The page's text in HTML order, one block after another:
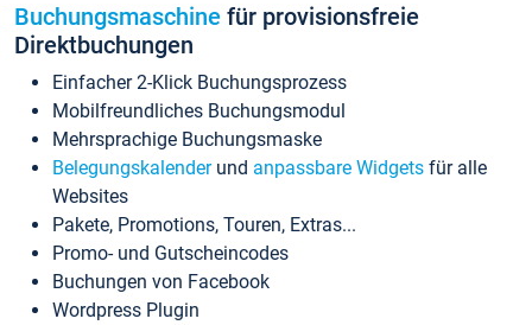
Buchungsmaschine für provisionsfreie
Direktbuchungen
Einfacher 2-Klick Buchungsprozess
Mobilfreundliches Buchungsmodul
Mehrsprachige Buchungsmaske
Belegungskalenderund anpassbare Widgets für alle
Websites
Pakete, Promotions, Touren, Extras...
Promo- und Gutscheincodes
Buchungen von Facebook
Wordpress Plugin